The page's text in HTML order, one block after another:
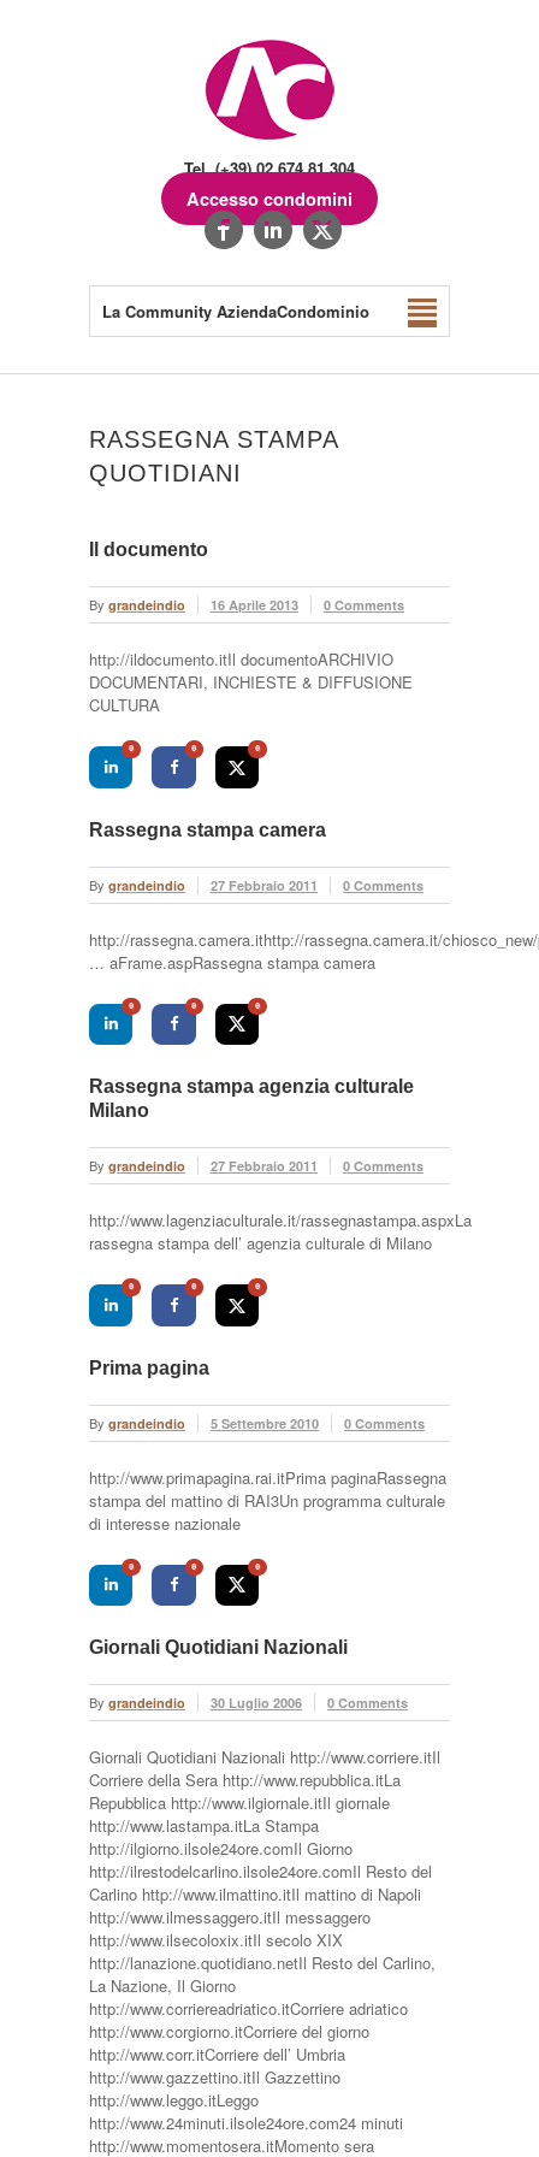
Tel. (+39) 02.674.81.304
Accesso condomini
La Community AziendaCondominio
RASSEGNA STAMPA
QUOTIDIANI
Il documento
By grandeindio 16 Aprile 2013 0 Comments
http://ildocumento.itIl documentoARCHIVIO
DOCUMENTARI, INCHIESTE & DIFFUSIONE
CULTURA
0 0 0
Rassegna stampa camera
By grandeindio 27 Febbraio 2011 0 Comments
http://rassegna.camera.ithttp://rassegna.camera.it/
… aFrame.aspRassegna stampa camera
0 0 0
Rassegna stampa agenzia culturale
Milano
By grandeindio 27 Febbraio 2011 0 Comments
http://www.lagenziaculturale.it/rassegnastampa.aspxLa
rassegna stampa dell’ agenzia culturale di Milano
0 0 0
Prima pagina
By grandeindio 5 Settembre 2010 0 Comments
http://www.primapagina.rai.itPrima paginaRassegna
stampa del mattino di RAI3Un programma culturale
di interesse nazionale
0 0 0
Giornali Quotidiani Nazionali
By grandeindio 30 Luglio 2006 0 Comments
Giornali Quotidiani Nazionali http://www.corriere.itIl
Corriere della Sera http://www.repubblica.itLa
Repubblica http://www.ilgiornale.itIl giornale
http://www.lastampa.itLa Stampa
http://ilgiorno.ilsole24ore.comIl Giorno
http://ilrestodelcarlino.ilsole24ore.comIl Resto del
Carlino http://www.ilmattino.itIl mattino di Napoli
http://www.ilmessaggero.itIl messaggero
http://www.ilsecoloxix.itIl secolo XIX
http://lanazione.quotidiano.netIl Resto del Carlino,
La Nazione, Il Giorno
http://www.corriereadriatico.itCorriere adriatico
http://www.corgiorno.itCorriere del giorno
http://www.corr.itCorriere dell’ Umbria
http://www.gazzettino.itIl Gazzettino
http://www.leggo.itLeggo
http://www.24minuti.ilsole24ore.com24 minuti
http://www.momentosera.itMomento sera